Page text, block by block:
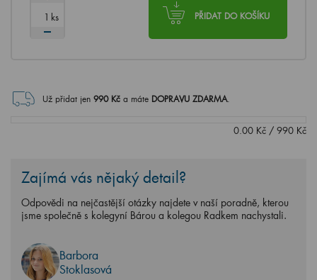
PŘIDAT DO KOŠÍKU
ks
Už přidat jen 990Kč a máte DOPRAVU ZDARMA.
0.00 Kč / 990 Kč
Zajímá vás nějaký detail?
Odpovědi na nejčastější otázky najdete v naší poradně, kterou
jsme společně s kolegyní Bárou a kolegou Radkem nachystali.
Barbora
Stoklasová